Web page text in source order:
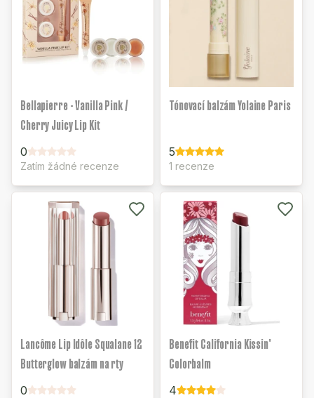
Bellapierre - Vanilla Pink /
Cherry Juicy Lip Kit
0
Zatím žádné recenze
Tónovací balzám Yolaine Paris
5
1 recenze
Lancôme Lip Idôle Squalane 12
Butterglow balzám na rty
0
Benefit California Kissin'
Colorbalm
4